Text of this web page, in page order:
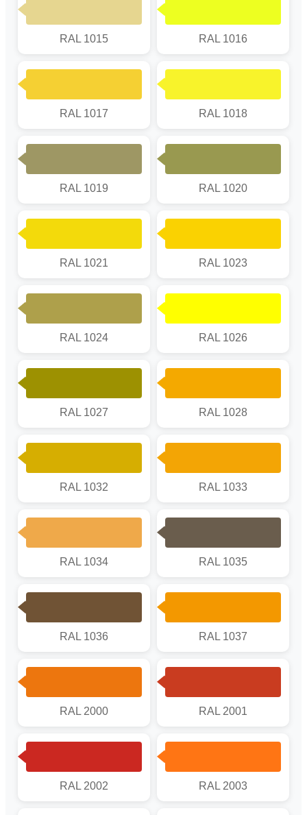
RAL 1015 RAL 1016
RAL 1017 RAL 1018
RAL 1019 RAL 1020
RAL 1021 RAL 1023
RAL 1024 RAL 1026
RAL 1027 RAL 1028
RAL 1032 RAL 1033
RAL 1034 RAL 1035
RAL 1036 RAL 1037
RAL 2000 RAL 2001
RAL 2002 RAL 2003